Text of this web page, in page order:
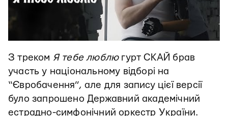
З треком Я тебе люблюгурт СКАЙ брав
участь у національному відборі на
“Євробачення”, але для запису цієї версії
було запрошено Державний академічний
естрадно-симфонічний оркестр України.